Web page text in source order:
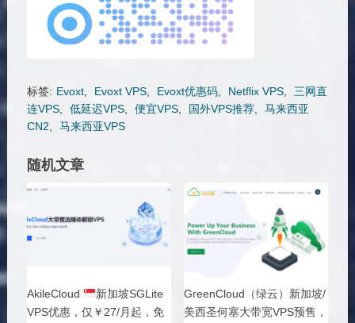
标签: Evoxt, Evoxt VPS, Evoxt优惠码, Netflix VPS,
三网直
连VPS, 低延迟VPS, 便宜VPS, 国外VPS推荐,
马来西亚
CN2
马来西亚VPS
随机文章
AkileCloud
新加坡SGLite
VPS优惠，仅￥27/月起，免
GreenCloud（绿云）新加坡/
美西圣何塞大带宽VPS预售，